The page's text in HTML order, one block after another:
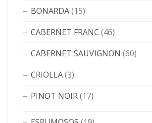
BONARDA(15)
CABERNET FRANC (46)
CABERNET SAUVIGNON (60)
CRIOLLA(3)
PINOT NOIR(17)